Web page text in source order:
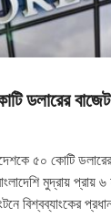
ডলারের
৫০ কোটি
মুদ্রায় প্রায়
বিশ্বব্যাংকের